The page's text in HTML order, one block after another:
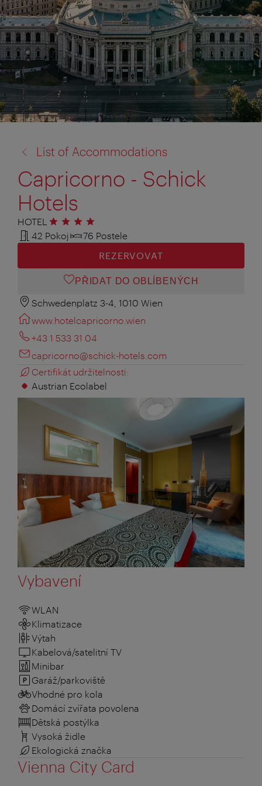
na:
List of Accommodations
Capricorno - Schick
Hotels
HOTEL 4 hvězdičky
42 Pokoj
76 Postele
REZERVOVAT
PŘIDAT DO OBLÍBENÝCH
Schwedenplatz 3-4, 1010 Wien
www.hotelcapricorno.wien
+43 1 533 31 04
capricorno@schick-hotels.com
Certifikát udržitelnosti:
Austrian Ecolabel
Vybavení
WLAN
Klimatizace
Výtah
Kabelová/satelitní TV
Minibar
Garáž/parkoviště
Vhodné pro kola
Domácí zvířata povolena
Dětská postýlka
Vysoká židle
Ekologická značka
Vienna City Card